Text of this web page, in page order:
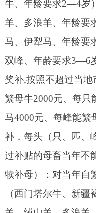
过补贴的母畜当年不能
犊补母）：对当年自繁扩
（西门塔尔牛、新疆褐牛
羊、绒山羊、多浪羊，柯
驼），且幼畜饲养3个月
每峰骆驼2000元的标准
畜一年内不能出售。③通
育”的模式，养殖户向养
幼畜育肥的（购买犊牛2
上），并且农户采取集中